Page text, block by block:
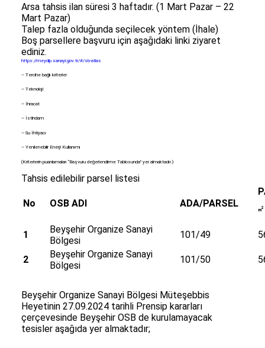
Arsa tahsis ilan süresi 3 haftadır. (1 Mart Pazar – 22
Mart Pazar)
Talep fazla olduğunda seçilecek yöntem (İhale)
Boş parsellere başvuru için aşağıdaki linki ziyaret
ediniz.
https://meydip.sanayi.gov.tr/#/sb-atlas
– Tercihe bağlı kriterler
– Teknoloji
– İhracat
– İstihdam
– Su İhtiyacı
– Yenilenebilir Enerji Kullanımı
(Kriterlerin puanlamaları “Başvuru değerlendirme Tablosunda” yer almaktadır.)
Tahsis edilebilir parsel listesi
No OSB ADI ADA/PARSEL
m2
1
Beyşehir Organize Sanayi
Bölgesi
101/49
2
Beyşehir Organize Sanayi
Bölgesi
101/50
Beyşehir Organize Sanayi Bölgesi Müteşebbis
Heyetinin 27.09.2024 tarihli Prensip kararları
çerçevesinde Beyşehir OSB de kurulamayacak
tesisler aşağıda yer almaktadır;